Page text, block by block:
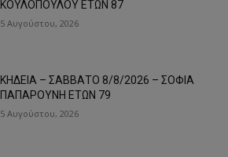
ΚΟΥΛΟΠΟΥΛΟΥ ΕΤΩΝ 87
5 Αυγούστου, 2026
ΚΗΔΕΙΑ – ΣΑΒΒΑΤΟ 8/8/2026 – ΣΟΦΙΑ
ΠΑΠΑΡΟΥΝΗ ΕΤΩΝ 79
5 Αυγούστου, 2026